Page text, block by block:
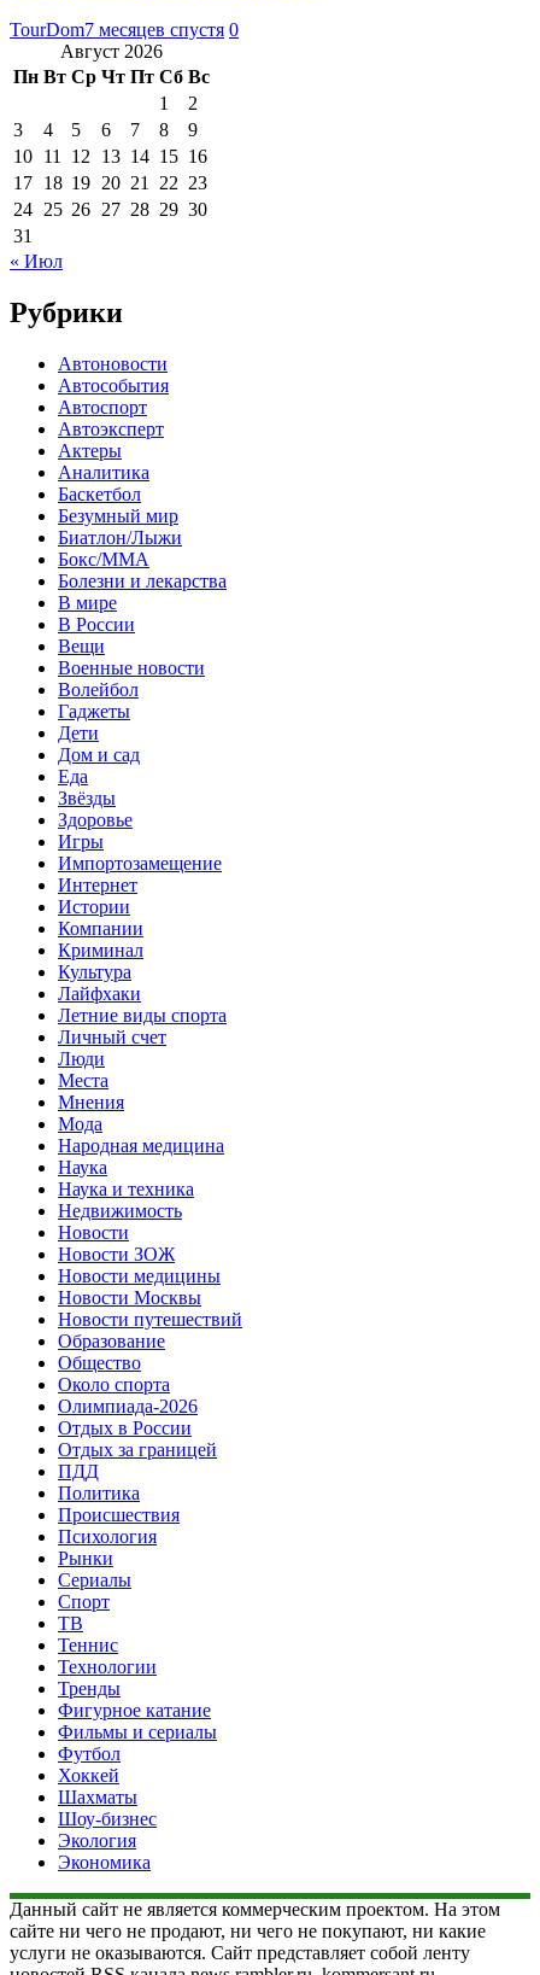
TourDom7 месяцев спустя 0
Август 2026
Пн Вт Ср Чт Пт Сб Вс
1
2
3
4 5 6 7 8
9
10 11 12 13 14 15 16
17 18 19 20 21 22 23
24 25 26 27 28 29 30
31
« Июл
Рубрики
Автоновости
Автособытия
Автоспорт
Автоэксперт
Актеры
Аналитика
Баскетбол
Безумный мир
Биатлон/Лыжи
Бокс/MMA
Болезни и лекарства
В мире
В России
Вещи
Военные новости
Волейбол
Гаджеты
Дети
Дом и сад
Еда
Звёзды
Здоровье
Игры
Импортозамещение
Интернет
Истории
Компании
Криминал
Культура
Лайфхаки
Летние виды спорта
Личный счет
Люди
Места
Мнения
Мода
Народная медицина
Наука
Наука и техника
Недвижимость
Новости
Новости ЗОЖ
Новости медицины
Новости Москвы
Новости путешествий
Образование
Общество
Около спорта
Олимпиада-2026
Отдых в России
Отдых за границей
ПДД
Политика
Происшествия
Психология
Рынки
Сериалы
Спорт
ТВ
Теннис
Технологии
Тренды
Фигурное катание
Фильмы и сериалы
Футбол
Хоккей
Шахматы
Шоу-бизнес
Экология
Экономика
Данный сайт не является коммерческим проектом. На этом
сайте ни чего не продают, ни чего не покупают, ни какие
услуги не оказываются. Сайт представляет собой ленту